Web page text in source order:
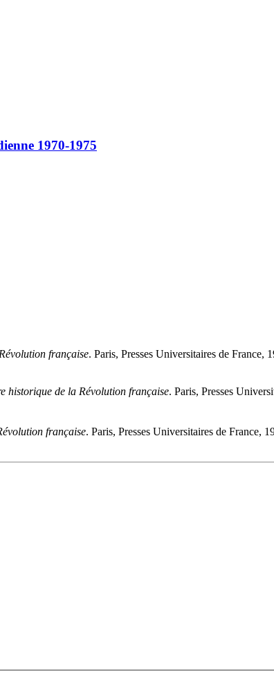
1970-1975
française. Paris, Presses Universitaires de France,
historique de la Révolution française. Paris, Presses
française. Paris, Presses Universitaires de France,